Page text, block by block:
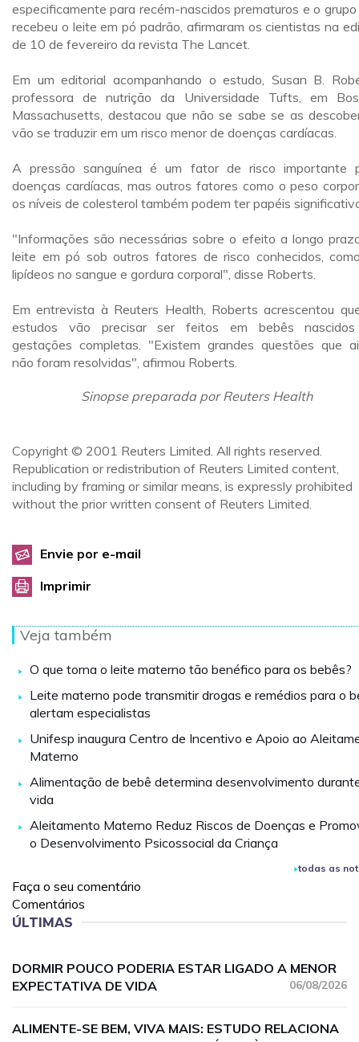
especificamente para recém-nascidos prematuros e o grupo
recebeu o leite em pó padrão, afirmaram os cientistas na
de 10 de fevereiro da revista The Lancet.
Em um editorial acompanhando o estudo, Susan B.
professora de nutrição da Universidade Tufts, em
Massachusetts, destacou que não se sabe se as
vão se traduzir em um risco menor de doenças cardíacas.
A pressão sanguínea é um fator de risco importante
doenças cardíacas, mas outros fatores como o peso
os níveis de colesterol também podem ter papéis
"Informações são necessárias sobre o efeito a longo
leite em pó sob outros fatores de risco conhecidos,
lipídeos no sangue e gordura corporal", disse Roberts.
Em entrevista à Reuters Health, Roberts acrescentou
estudos vão precisar ser feitos em bebês
gestações completas. "Existem grandes questões que
não foram resolvidas", afirmou Roberts.
Sinopse preparada por Reuters Health
Copyright © 2001 Reuters Limited. All rights reserved.
Republication or redistribution of Reuters Limited content,
including by framing or similar means, is expressly prohibited
without the prior written consent of Reuters Limited.
Envie por e-mail
Imprimir
Veja também
O que torna o leite materno tão benéfico para os bebês?
Leite materno pode transmitir drogas e remédios para o
alertam especialistas
Unifesp inaugura Centro de Incentivo e Apoio ao
Materno
Alimentação de bebê determina desenvolvimento
vida
Aleitamento Materno Reduz Riscos de Doenças e
o Desenvolvimento Psicossocial da Criança
todas as
Faça o seu comentário
Comentários
ÚLTIMAS
DORMIR POUCO PODERIA ESTAR LIGADO A MENOR
EXPECTATIVA DE VIDA
06/08/2026
ALIMENTE-SE BEM, VIVA MAIS: ESTUDO RELACIONA